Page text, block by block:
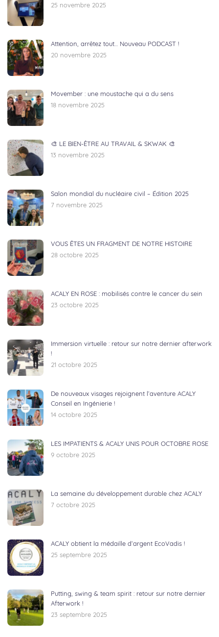
25 novembre 2025
Attention, arrêtez tout… Nouveau PODCAST !
20 novembre 2025
Movember : une moustache qui a du sens
18 novembre 2025
🎨 LE BIEN-ÊTRE AU TRAVAIL & SKWAK 🎨
13 novembre 2025
Salon mondial du nucléaire civil – Édition 2025
7 novembre 2025
VOUS ÊTES UN FRAGMENT DE NOTRE HISTOIRE
28 octobre 2025
ACALY EN ROSE : mobilisés contre le cancer du sein
23 octobre 2025
Immersion virtuelle : retour sur notre dernier afterwork
!
21 octobre 2025
De nouveaux visages rejoignent l’aventure ACALY
Conseil en Ingénierie !
14 octobre 2025
LES IMPATIENTS & ACALY UNIS POUR OCTOBRE ROSE
9 octobre 2025
La semaine du développement durable chez ACALY
7 octobre 2025
ACALY obtient la médaille d’argent EcoVadis !
25 septembre 2025
Putting, swing & team spirit : retour sur notre dernier
Afterwork !
23 septembre 2025